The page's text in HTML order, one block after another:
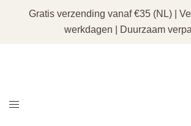
Gratis verzending vanaf €35 (NL) |
werkdagen | Duurzaam
de